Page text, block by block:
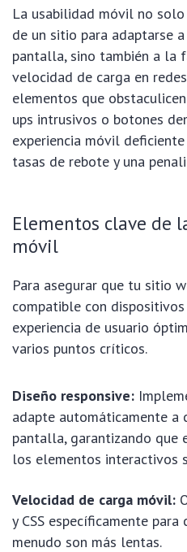
La usabilidad móvil no
de un sitio para adaptarse
pantalla, sino también a la
velocidad de carga en
elementos que
ups intrusivos o botones
experiencia móvil
tasas de rebote y una
Elementos clave de
móvil
Para asegurar que tu sitio
compatible con
experiencia de usuario
varios puntos críticos.
Diseño responsive:
adapte automáticamente a
pantalla, garantizando que
los elementos interactivos
Velocidad de carga móvil:
y CSS específicamente
menudo son más lentas.